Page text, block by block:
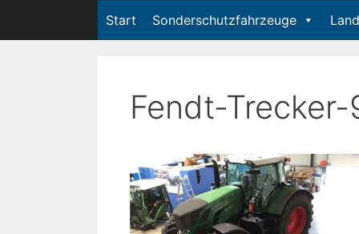
Start Sonderschutzfahrzeuge
Fendt-